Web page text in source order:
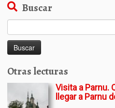
Buscar
Otras lecturas
Visita a Parnu.
llegar a Parnu